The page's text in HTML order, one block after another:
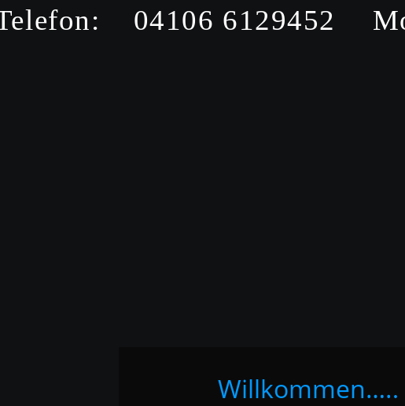
Willkommen…..
04106 6129452